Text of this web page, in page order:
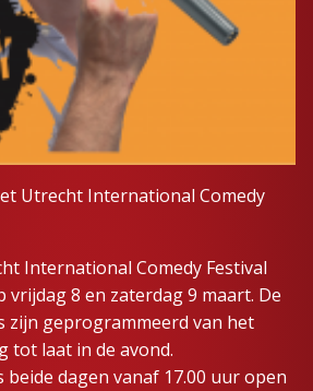
Utrecht International Comedy
International Comedy Festival
vrijdag 8 en zaterdag 9 maart. De
zijn geprogrammeerd van het
tot laat in de avond.
dagen vanaf 17.00 uur open